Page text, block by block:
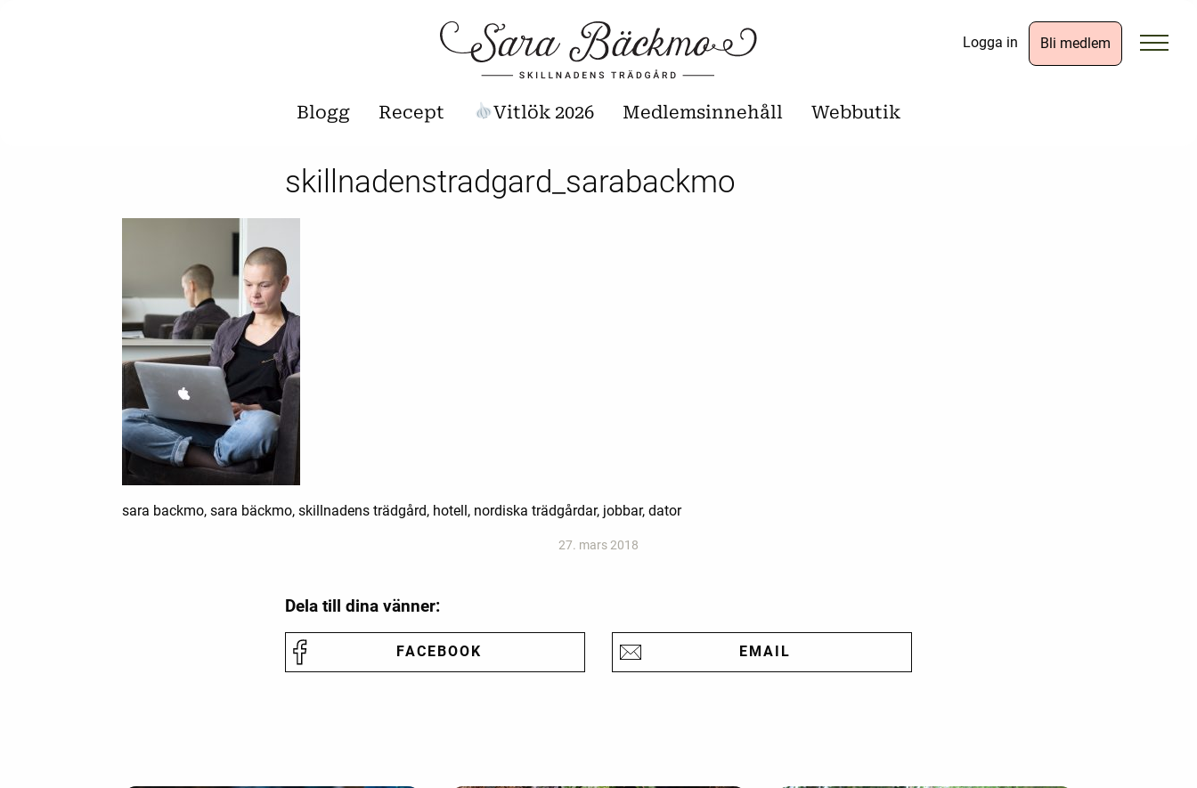
Logga in Bli medlem
Blogg Recept Vitlök 2026 Medlemsinnehåll Webbutik
skillnadenstradgard_sarabackmo
sara backmo, sara bäckmo, skillnadens trädgård, hotell, nordiska trädgårdar, jobbar, dator
27. mars 2018
Dela till dina vänner:
FACEBOOK EMAIL